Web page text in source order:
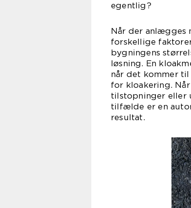
egentlig?
Når der anlægges
forskellige
bygningens
løsning. En
når det kommer
for kloakering.
tilstopninger eller
tilfælde er en
resultat.